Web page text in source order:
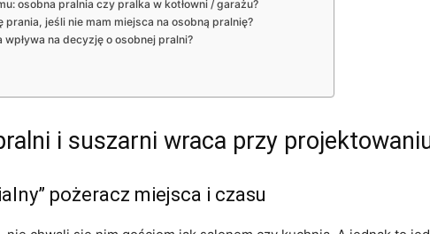
osobna pralnia czy pralka w kotłowni / garażu?
jeśli nie mam miejsca na osobną pralnię?
na decyzję o osobnej pralni?
i suszarni wraca przy
pożeracz miejsca i czasu